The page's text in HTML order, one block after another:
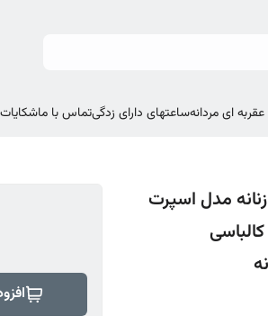
ای مردانهساعتهای دارای زدگیتماس با ماشکایات
مدل اسپرت